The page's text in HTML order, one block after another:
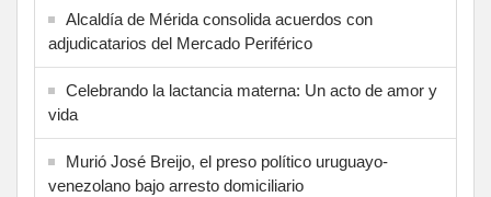
Alcaldía de Mérida consolida acuerdos con
adjudicatarios del Mercado Periférico
Celebrando la lactancia materna: Un acto de amor y
vida
Murió José Breijo, el preso político uruguayo-
venezolano bajo arresto domiciliario